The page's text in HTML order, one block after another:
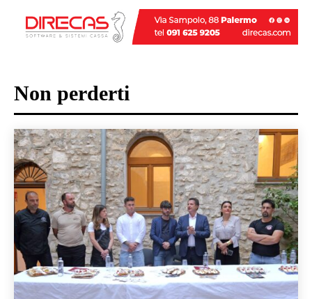
Non perderti